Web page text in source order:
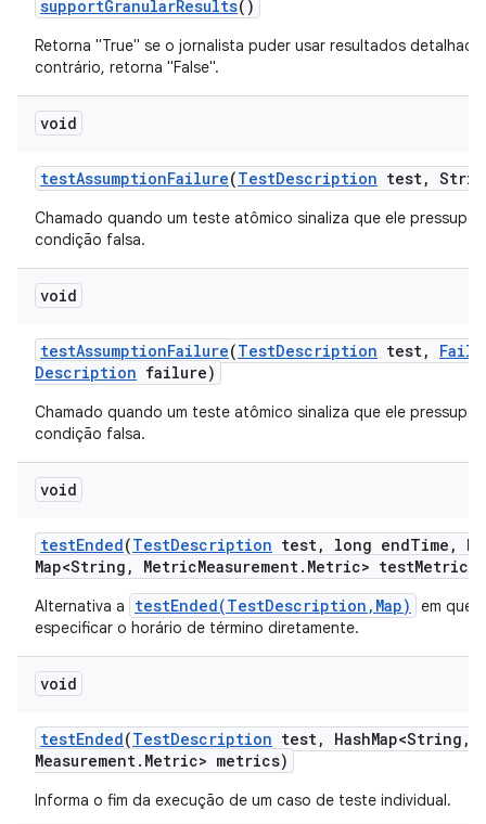
supportGranularResults()
Retorna "True" se o jornalista puder usar resultados
contrário, retorna "False".
void
testAssumptionFailure(TestDescription test,
Chamado quando um teste atômico sinaliza que ele
condição falsa.
void
testAssumptionFailure(TestDescription test,
Description failure)
Chamado quando um teste atômico sinaliza que ele
condição falsa.
void
testEnded(TestDescription test, long endTime ,
Map<String , MetricMeasurement. Metric> testMetrics)
Alternativa a testEnded(TestDescription,Map)
em que
especificar o horário de término diretamente.
void
testEnded(TestDescription test, HashMap<String ,
Measurement. Metric> metrics)
Informa o fim da execução de um caso de teste individual.